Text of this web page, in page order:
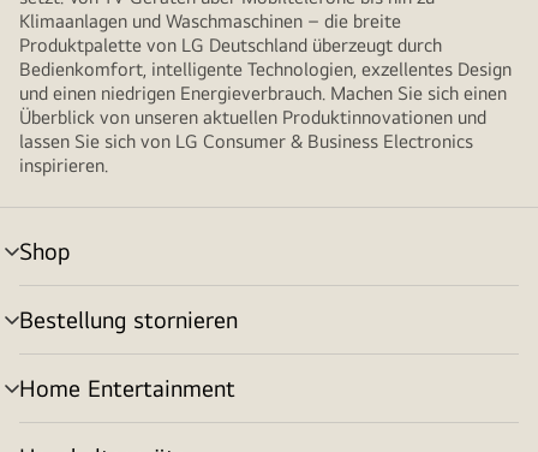
Klimaanlagen und Waschmaschinen – die breite
Produktpalette von LG Deutschland überzeugt durch
Bedienkomfort, intelligente Technologien, exzellentes Design
und einen niedrigen Energieverbrauch. Machen Sie sich einen
Überblick von unseren aktuellen Produktinnovationen und
lassen Sie sich von LG Consumer & Business Electronics
inspirieren.
Shop
Menü
umschalten
Bestellung stornieren
Menü
umschalten
Home Entertainment
Menü
umschalten